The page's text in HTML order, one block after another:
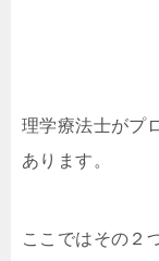
理学療法士がプ
あります。
ここではその２